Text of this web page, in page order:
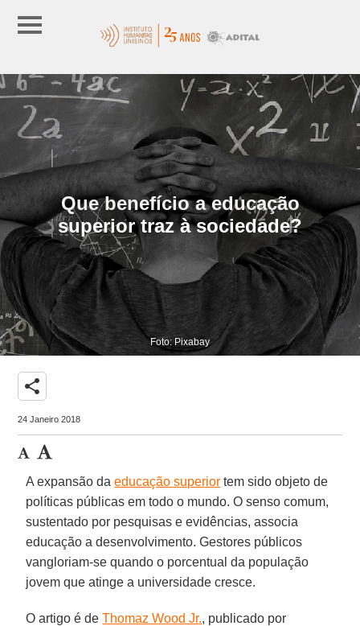
Que benefício a educação
superior traz à sociedade?
Foto: Pixabay
share
24 Janeiro 2018
A expansão daeducação superior tem sido objeto de
políticas públicas em todo o mundo. O senso comum,
sustentado por pesquisas e evidências, associa
educação a desenvolvimento. Gestores públicos
vangloriam-se quando o porcentual da população
jovem que atinge a universidade cresce.
O artigo é deThomaz Wood Jr., publicado por